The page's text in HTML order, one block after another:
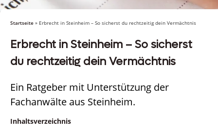
Startseite » Erbrecht in Steinheim – So sicherst du rechtzeitig dein Vermächtnis
Erbrecht in Steinheim – So sicherst
du rechtzeitig dein Vermächtnis
Ein Ratgeber mit Unterstützung der
Fachanwälte aus Steinheim.
Inhaltsverzeichnis